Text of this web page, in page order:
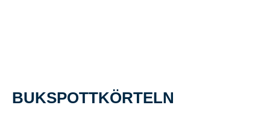
BUKSPOTTKÖRTELN